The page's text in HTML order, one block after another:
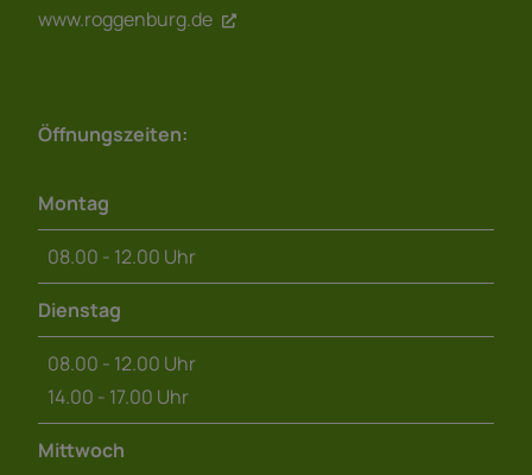
www.roggenburg.de
Öffnungszeiten:
Montag
08.00 - 12.00 Uhr
Dienstag
08.00 - 12.00 Uhr
14.00 - 17.00 Uhr
Mittwoch